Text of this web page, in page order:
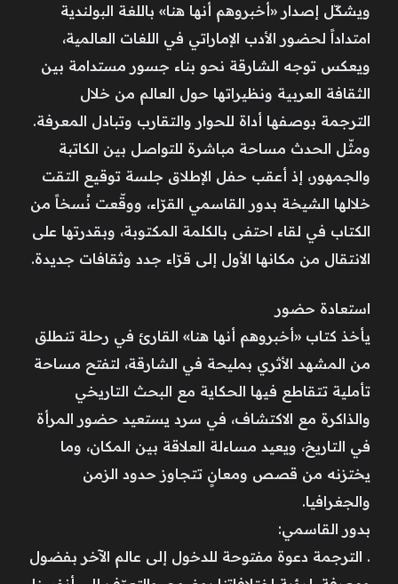
ويشكّل إصدار «أخبروهم أنها هنا» باللغة البولندية
امتداداً لحضور الأدب الإماراتي في اللغات العالمية،
ويعكس توجه الشارقة نحو بناء جسور مستدامة بين
الثقافة العربية ونظيراتها حول العالم من خلال
الترجمة بوصفها أداة للحوار والتقارب وتبادل المعرفة.
ومثّل الحدث مساحة مباشرة للتواصل بين الكاتبة
والجمهور، إذ أعقب حفل الإطلاق جلسة توقيع التقت
خلالها الشيخة بدور القاسمي القرّاء، ووقّعت نُسخاً من
الكتاب في لقاء احتفى بالكلمة المكتوبة، وبقدرتها على
الانتقال من مكانها الأول إلى قرّاء جدد وثقافات جديدة.
استعادة حضور
يأخذ كتاب «أخبروهم أنها هنا» القارئ في رحلة تنطلق
من المشهد الأثري بمليحة في الشارقة، لتفتح مساحة
تأملية تتقاطع فيها الحكاية مع البحث التاريخي
والذاكرة مع الاكتشاف، في سرد يستعيد حضور المرأة
في التاريخ، ويعيد مساءلة العلاقة بين المكان، وما
يختزنه من قصص ومعانٍ تتجاوز حدود الزمن
والجغرافيا.
بدور القاسمي:
. الترجمة دعوة مفتوحة للدخول إلى عالم الآخر بفضول